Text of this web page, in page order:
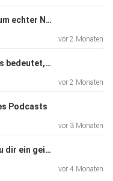
halten: die Tiefe
nüchternen Blick auf
Scheitern als Freiheit- Warum echter Neubeginn durch Asche geht
vor 2 Monaten
Der Sinn des Lebens: Was es bedeutet, wirklich zu leben & vollständig zu sterben
vor 2 Monaten
Podcasts
vor 3 Monaten
Radikale Lebenslust- Wie du dir ein geiles Leben aufbaust, wenn alles schiefläuft
vor 4 Monaten